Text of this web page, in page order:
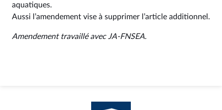
aquatiques.
Aussi l’amendement vise à supprimer l’article additionnel.
Amendement travaillé avec JA-FNSEA.